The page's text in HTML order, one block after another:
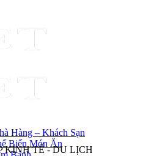
KINH TẾ - DU LỊCH
Hàng – Khách Sạn
Biến Món Ăn